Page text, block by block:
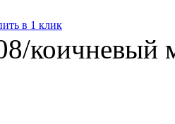
в 1 клик
коичневый